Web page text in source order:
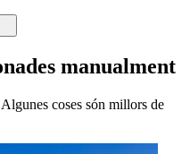
manualment
coses són millors de